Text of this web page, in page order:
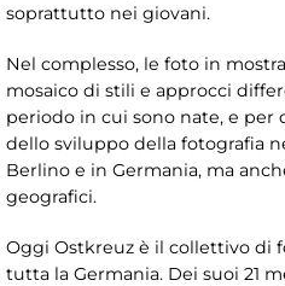
soprattutto nei giovani.
Nel complesso, le foto in
mosaico di stili e approcci
periodo in cui sono nate, e per
dello sviluppo della fotografia
Berlino e in Germania, ma
geografici.
Oggi Ostkreuz è il collettivo di
tutta la Germania. Dei suoi 21